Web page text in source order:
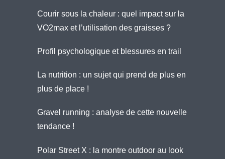
Courir sous la chaleur : quel impact sur la
VO2max et l’utilisation des graisses ?
Profil psychologique et blessures en trail
La nutrition : un sujet qui prend de plus en
plus de place !
Gravel running : analyse de cette nouvelle
tendance !
Polar Street X : la montre outdoor au look